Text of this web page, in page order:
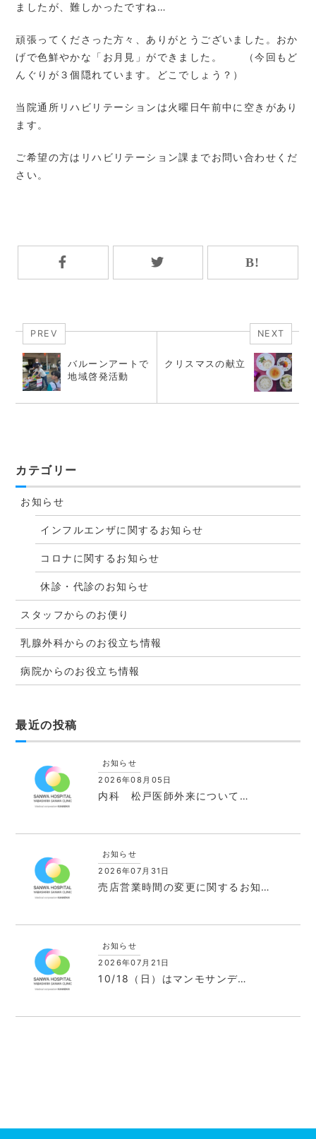
ましたが、難しかったですね…
頑張ってくださった方々、ありがとうございました。おか
げで色鮮やかな「お月見」ができました。 （今回もど
んぐりが３個隠れています。どこでしょう？）
当院通所リハビリテーションは火曜日午前中に空きがあり
ます。
ご希望の方はリハビリテーション課までお問い合わせくだ
さい。
PREV
バルーンアートで
地域啓発活動
NEXT
クリスマスの献立
カテゴリー
お知らせ
インフルエンザに関するお知らせ
コロナに関するお知らせ
休診・代診のお知らせ
スタッフからのお便り
乳腺外科からのお役立ち情報
病院からのお役立ち情報
最近の投稿
お知らせ
2026年08月05日
内科 松戸医師外来について…
お知らせ
2026年07月31日
売店営業時間の変更に関するお知…
お知らせ
2026年07月21日
10/18（日）はマンモサンデ…